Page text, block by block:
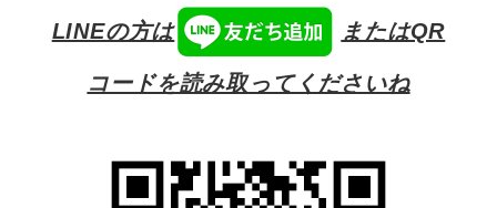
LINEの方は またはQR
コードを読み取ってくださいね